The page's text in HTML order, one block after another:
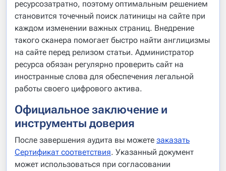
ресурсозатратно, поэтому оптимальным решением
становится точечный поиск латиницы на сайте при
каждом изменении важных страниц. Внедрение
такого сканера помогает быстро найти англицизмы
на сайте перед релизом статьи. Администратор
ресурса обязан регулярно проверить сайт на
иностранные слова для обеспечения легальной
работы своего цифрового актива.
Официальное заключение и
инструменты доверия
После завершения аудита вы можете заказать
Сертификат соответствия. Указанный документ
может использоваться при согласовании